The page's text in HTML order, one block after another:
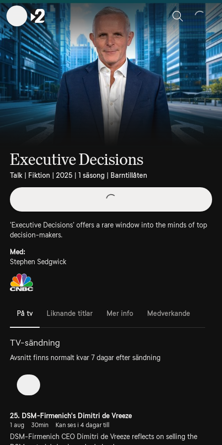
Sök
Executive Decisions
Talk | Fiktion | 2025 | 1 säsong | Barntillåten
‘Executive Decisions’ offers a rare window into the minds of top
decision-makers.
Med:
Stephen Sedgwick
På tv Liknande titlar Mer info Medverkande
TV-sändning
Avsnitt finns normalt kvar 7 dagar efter sändning
25. DSM-Firmenich's Dimitri de Vreeze
1 aug 30min Kan ses i 4 dagar till
DSM-Firmenich CEO Dimitri de Vreeze reflects on selling the